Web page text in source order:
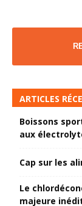
ARTICLES
Boissons
aux
Cap sur les
Le
majeure